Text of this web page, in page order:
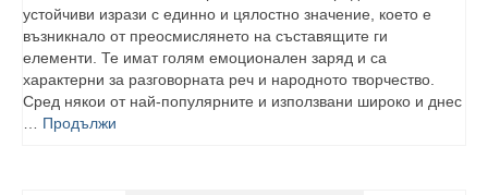
устойчиви изрази с единно и цялостно значение, което е
възникнало от преосмислянето на съставящите ги
елементи. Те имат голям емоционален заряд и са
характерни за разговорната реч и народното творчество.
Сред някои от най-популярните и използвани широко и днес
Продължи